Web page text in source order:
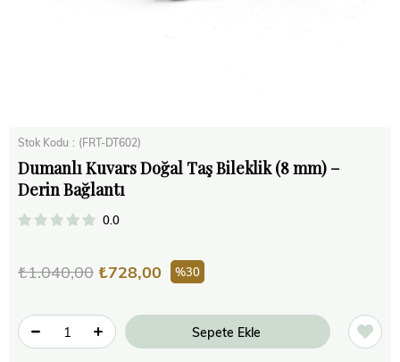
Stok Kodu (FRT-DT602)
Dumanlı Kuvars Doğal Taş Bileklik (8 mm) –
Derin Bağlantı
0.0
₺1.040,00 ₺728,00 30